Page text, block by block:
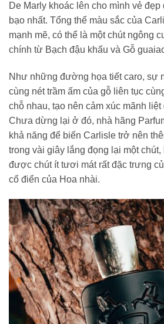
De Marly khoác lên cho mình vẻ
bạo nhất. Tổng thể màu sắc của
mạnh mẽ, có thể là một chút ngông
chính từ Bạch đậu khấu và Gỗ
Như những đường họa tiết caro, sự
cùng nét trầm ấm của gỗ liên tục
chỗ nhau, tạo nên cảm xúc mãnh
Chưa dừng lại ở đó, nhà hãng
khả năng để biến Carlisle trở nên
trong vài giây lắng đọng lại một
được chút ít tươi mát rất đặc trưng
cổ điển của Hoa nhài.